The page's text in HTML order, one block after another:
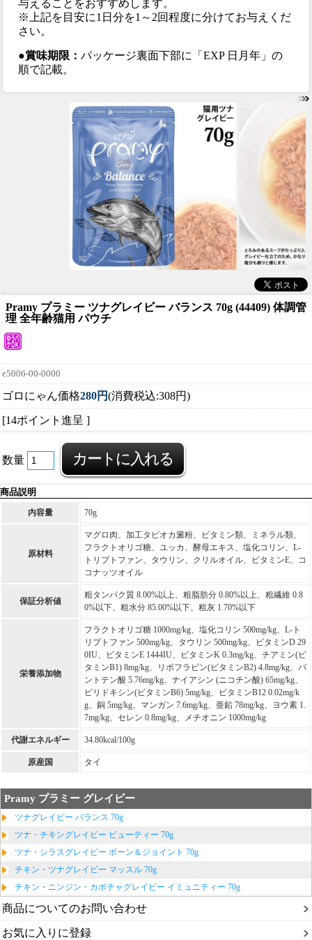
与えることをおすすめします。
※上記を目安に1日分を1～2回程度に分けてお与えくだ
さい。
●賞味期限：パッケージ裏面下部に「EXP 日月年」の
順で記載。
Pramy プラミー ツナグレイビー バランス 70g (44409) 体調管
理 全年齢猫用 パウチ
e5006-00-0000
ゴロにゃん価格280円(消費税込:308円)
[14ポイント進呈 ]
数量
商品説明
内容量 70g
原材料
マグロ肉、加工タピオカ澱粉、ビタミン類、ミネラル類、
フラクトオリゴ糖、ユッカ、酵母エキス、塩化コリン、L-
トリプトファン、タウリン、クリルオイル、ビタミンE、コ
コナッツオイル
保証分析値
粗タンパク質 8.00%以上、粗脂肪分 0.80%以上、粗繊維 0.8
0%以下、粗水分 85.00%以下、粗灰 1.70%以下
栄養添加物
フラクトオリゴ糖 1000mg/kg、塩化コリン 500mg/kg、L-ト
リプトファン 500mg/kg、タウリン 500mg/kg、ビタミンD 29
0IU、ビタミンE 1444IU、ビタミンK 0.3mg/kg、チアミン(ビ
タミンB1) 8mg/kg、リボフラビン(ビタミンB2) 4.8mg/kg、パ
ントテン酸 5.76mg/kg、ナイアシン (ニコチン酸) 65mg/kg、
ピリドキシン(ビタミンB6) 5mg/kg、ビタミンB12 0.02mg/k
g、銅 5mg/kg、マンガン 7.6mg/kg、亜鉛 78mg/kg、ヨウ素 1.
7mg/kg、セレン 0.8mg/kg、メチオニン 1000mg/kg
代謝エネルギー 34.80kcal/100g
原産国 タイ
Pramy プラミー グレイビー
ツナグレイビー バランス 70g
ツナ・チキングレイビー ビューティー 70g
ツナ・シラスグレイビー ボーン＆ジョイント 70g
チキン・ツナグレイビー マッスル 70g
チキン・ニンジン・カボチャグレイビー イミュニティー 70g
商品についてのお問い合わせ
お気に入りに登録